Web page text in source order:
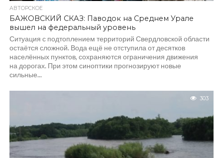
АВТОРСКОЕ
БАЖОВСКИЙ СКАЗ: Паводок на Среднем Урале
вышел на федеральный уровень
Ситуация с подтоплением территорий Свердловской области
остаётся сложной. Вода ещё не отступила от десятков
населённых пунктов, сохраняются ограничения движения
на дорогах. При этом синоптики прогнозируют новые
сильные...
303